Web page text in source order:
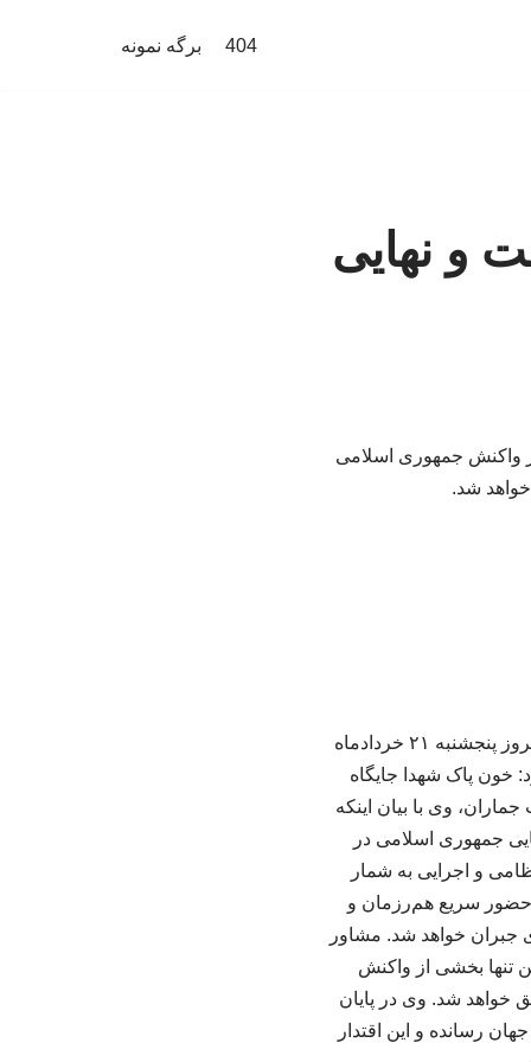
404 برگه نمونه
و نهایی
واکنش جمهوری اسلامی
شد.
به گزارش تارنمای فرهنگی پیامبر مهربان (ص)، محمد مخبر، مشاور رهبر انقلاب اسلامی صبح امروز پنجشنبه ۲۱ خردادماه
خون پاک شهدا جایگاه
وی با بیان اینکه
جمهوری اسلامی در
و اجرایی به شمار
حضور سریع هم‌رزمان و
جبران خواهد شد. مشاور
تنها بخشی از واکنش
خواهد شد. وی در پایان
رسانده و این اقتدار